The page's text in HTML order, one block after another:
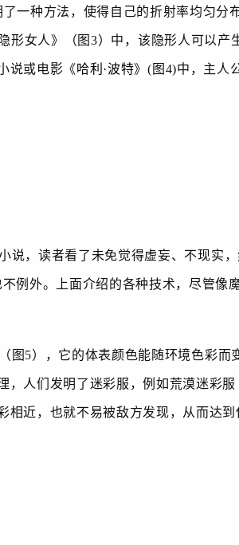
一种方法，使得自己的折射率均匀
形女人》（图3）中，该隐形人可以产
说或电影《哈利 ·波特》( 图 4)中，主人
，读者看了未免觉得虚妄、不现实
例外。上面介绍的各种技术，尽管像
图 5），它的体表颜色能随环境色彩而
，人们发明了迷彩服，例如荒漠迷彩服
近，也就不易被敌方发现，从而达到